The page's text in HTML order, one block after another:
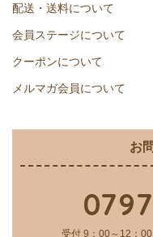
配送・送料について
会員ステージについて
クーポンについて
メルマガ会員について
お
受付 9：00～12：